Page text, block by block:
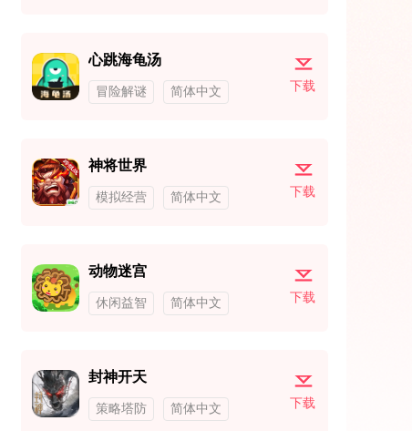
心跳海龟汤
冒险解谜 简体中文 下载
神将世界
模拟经营 简体中文 下载
动物迷宫
休闲益智 简体中文 下载
封神开天
策略塔防 简体中文 下载